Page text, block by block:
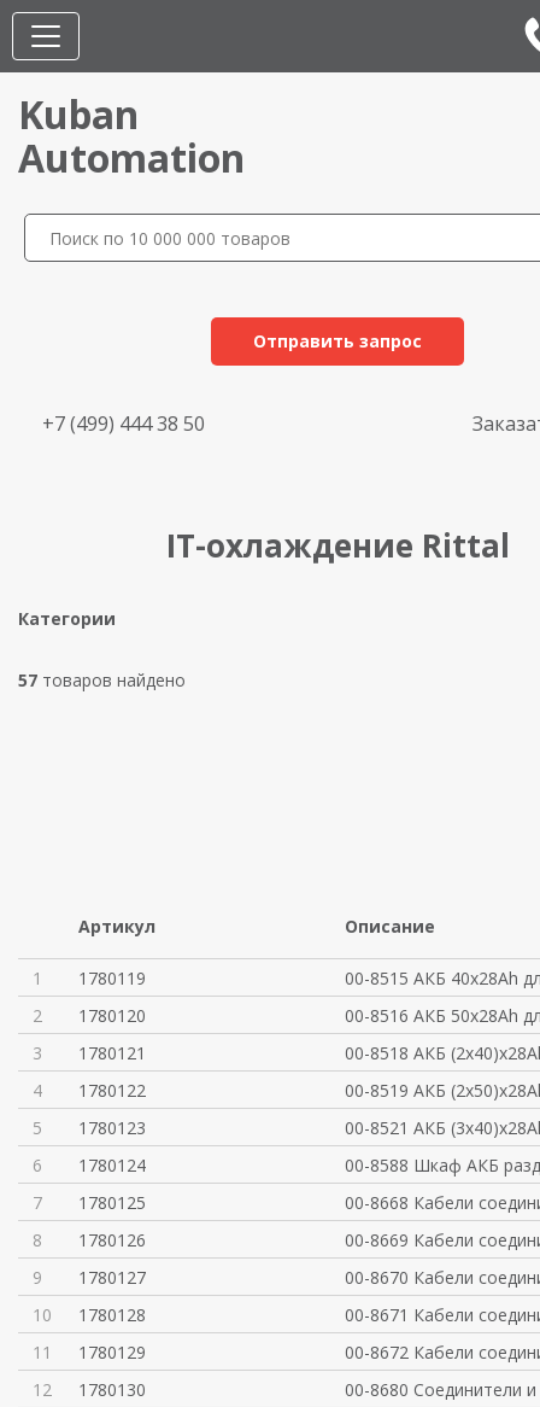
Kuban
Automation
Отправить запрос
+7 (499) 444 38 50
IT-охлаждение Rittal
Категории
57 товаров найдено
Артикул Описание
1 1780119
00-8515 АКБ 40x28Ah
2
1780120
00-8516 АКБ 50x28Ah
3
1780121
00-8518 АКБ
4
1780122
00-8519 АКБ
5
1780123
00-8521 АКБ
6
1780124
00-8588 Шкаф АКБ
7
1780125
00-8668 Кабели
8
1780126
00-8669 Кабели
9
1780127
00-8670 Кабели
10
1780128
00-8671 Кабели
11
1780129
00-8672 Кабели
12
1780130
00-8680 Соединители